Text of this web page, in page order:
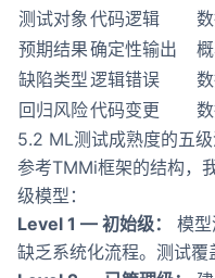
测试对象代码逻辑
预期结果确定性输出
缺陷类型逻辑错误
回归风险代码变更
5.2 ML测试成熟度的五
参考TMMi框架的结构，
级模型：
Level 1 — 初始级：
模型
缺乏系统化流程。测试覆